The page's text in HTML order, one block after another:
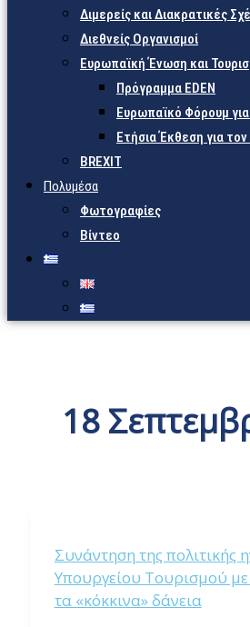
Διμερείς και Διακρατικές
Διεθνείς Οργανισμοί
Ευρωπαϊκή Ένωση και
Πρόγραμμα EDEN
Ευρωπαϊκό Φόρουμ
Ετήσια Έκθεση για τον
BREXIT
Πολυμέσα
Φωτογραφίες
Βίντεο
18
Συνάντηση της πολιτικής
Υπουργείου Τουρισμού με
τα «κόκκινα» δάνεια